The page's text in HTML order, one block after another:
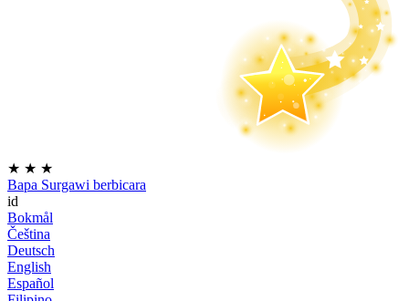
★ ★ ★
Bapa Surgawi berbicara
id
Bokmål
Čeština
Deutsch
English
Español